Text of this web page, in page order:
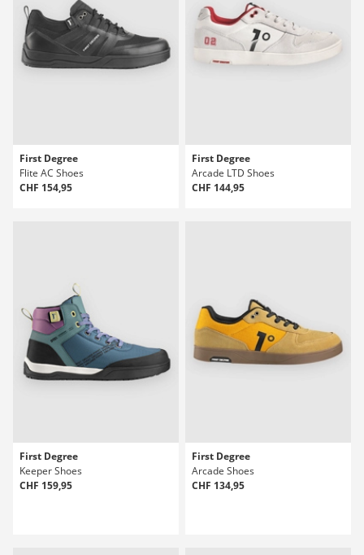
First Degree
Flite AC Shoes
CHF 154,95
First Degree
Arcade LTD Shoes
CHF 144,95
First Degree
Keeper Shoes
CHF 159,95
First Degree
Arcade Shoes
CHF 134,95